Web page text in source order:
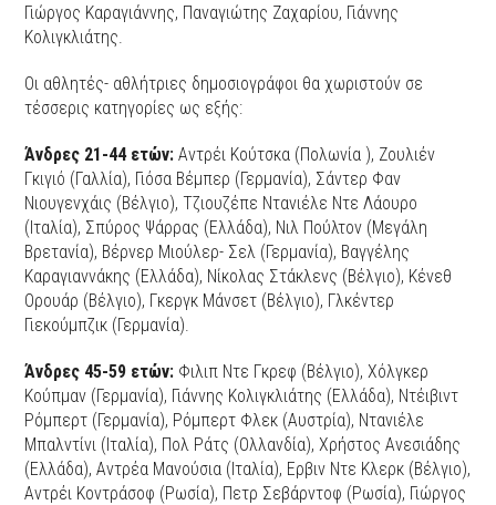
Γιώργος Καραγιάννης, Παναγιώτης Ζαχαρίου, Γιάννης
Κολιγκλιάτης.
Οι αθλητές- αθλήτριες δημοσιογράφοι θα χωριστούν σε
τέσσερις κατηγορίες ως εξής:
Άνδρες 21-44 ετών: Αντρέι Κούτσκα (Πολωνία ), Ζουλιέν
Γκιγιό (Γαλλία), Γιόσα Βέμπερ (Γερμανία), Σάντερ Φαν
Νιουγενχάις (Βέλγιο), Τζιουζέπε Ντανιέλε Ντε Λάουρο
(Ιταλία), Σπύρος Ψάρρας (Ελλάδα), Νιλ Πούλτον (Μεγάλη
Βρετανία), Βέρνερ Μιούλερ- Σελ (Γερμανία), Βαγγέλης
Καραγιαννάκης (Ελλάδα), Νίκολας Στάκλενς (Βέλγιο), Κένεθ
Ορουάρ (Βέλγιο), Γκεργκ Μάνσετ (Βέλγιο), Γλκέντερ
Γιεκούμπζικ (Γερμανία).
Άνδρες 45-59 ετών: Φιλιπ Ντε Γκρεφ (Βέλγιο), Χόλγκερ
Κούπμαν (Γερμανία), Γιάννης Κολιγκλιάτης (Ελλάδα), Ντέιβιντ
Ρόμπερτ (Γερμανία), Ρόμπερτ Φλεκ (Αυστρία), Ντανιέλε
Μπαλντίνι (Ιταλία), Πολ Ράτς (Ολλανδία), Χρήστος Ανεσιάδης
(Ελλάδα), Αντρέα Μανούσια (Ιταλία), Ερβιν Ντε Κλερκ (Βέλγιο),
Αντρέι Κοντράσοφ (Ρωσία), Πετρ Σεβάρντοφ (Ρωσία), Γιώργος